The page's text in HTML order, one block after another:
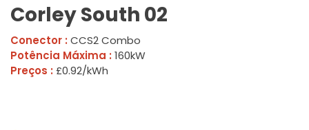
Corley South 02
Conector : CCS2 Combo
Potência Máxima : 160kW
Preços : £0.92/kWh